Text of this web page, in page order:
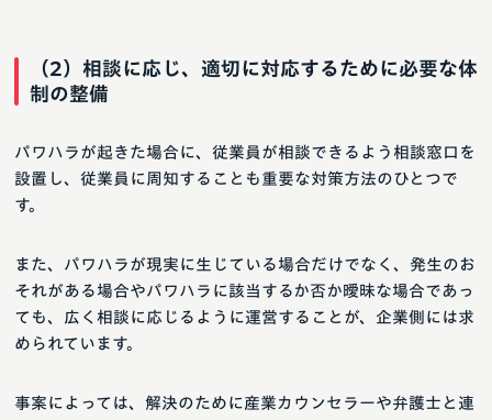
​​（2）相談に応じ、適切に対応するために必要な体
制の整備
パワハラが起きた場合に、従業員が相談できるよう相談窓口を
設置し、従業員に周知することも重要な対策方法のひとつで
す。
また、パワハラが現実に生じている場合だけでなく、発生のお
それがある場合やパワハラに該当するか否か曖昧な場合であっ
ても、広く相談に応じるように運営することが、企業側には求
められています。
事案によっては、解決のために産業カウンセラーや弁護士と連